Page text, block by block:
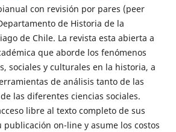
con revisión por pares (peer
de Historia de la
de Chile. La revista esta abierta a
que aborde los fenómenos
sociales y culturales en la historia, a
de análisis tanto de las
las diferentes ciencias sociales.
libre al texto completo de sus
publicación on-line y asume los costos